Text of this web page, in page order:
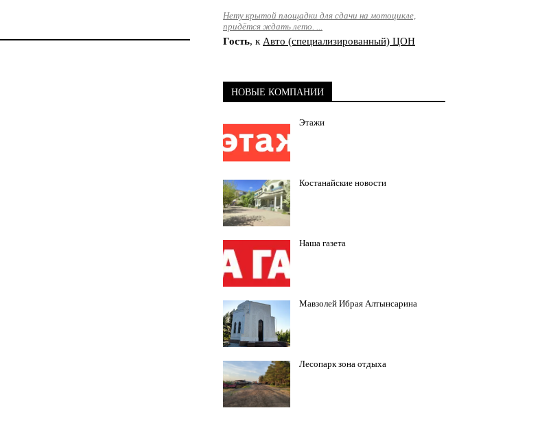
Нету крытой площадки для сдачи на мотоцикле,
придётся ждать лето. ...
Гость, к Авто (специализированный) ЦОН
НОВЫЕ КОМПАНИИ
Этажи
Костанайские новости
Наша газета
Мавзолей Ибрая Алтынсарина
Лесопарк зона отдыха